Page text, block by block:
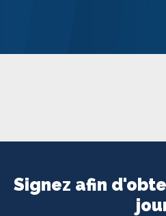
ADHÉREZ
Signez afin